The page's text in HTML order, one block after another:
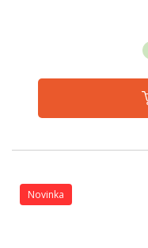
Novinka